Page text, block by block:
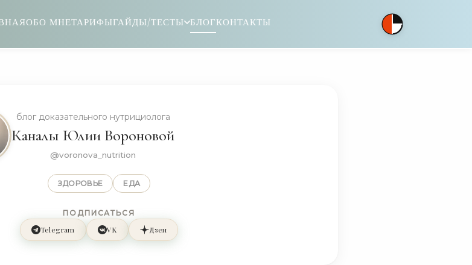
ОБО МНЕТАРИФЫГАЙДЫ/ТЕСТЫ БЛОГКОНТАКТЫ
блог доказательного нутрициолога
Каналы Юлии Вороновой
@voronova_nutrition
ЗДОРОВЬЕ ЕДА
ПОДПИСАТЬСЯ
Telegram VK Дзен